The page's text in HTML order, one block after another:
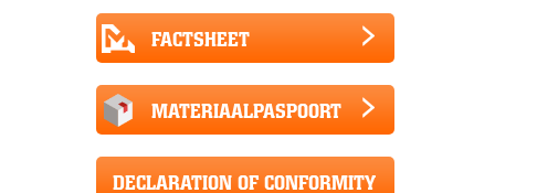
FACTSHEET
MATERIAALPASPOORT
DECLARATION OF CONFORMITY